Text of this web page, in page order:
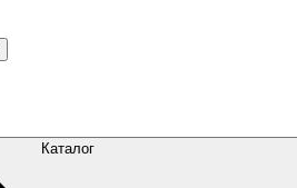
Каталог